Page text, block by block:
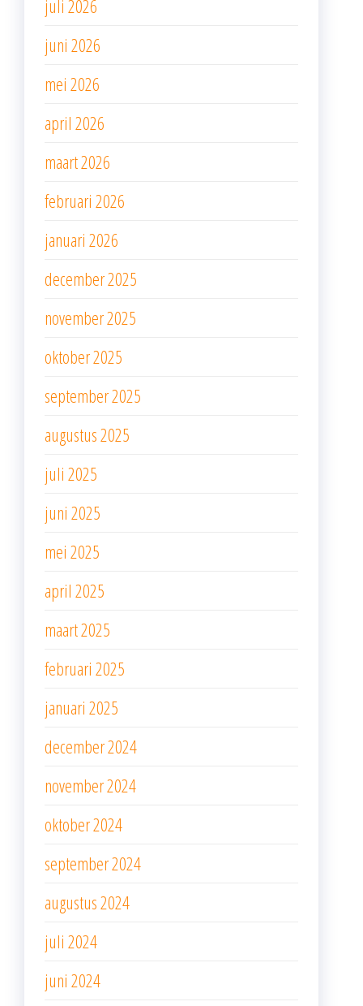
juli 2026
juni 2026
mei 2026
april 2026
maart 2026
februari 2026
januari 2026
december 2025
november 2025
oktober 2025
september 2025
augustus 2025
juli 2025
juni 2025
mei 2025
april 2025
maart 2025
februari 2025
januari 2025
december 2024
november 2024
oktober 2024
september 2024
augustus 2024
juli 2024
juni 2024